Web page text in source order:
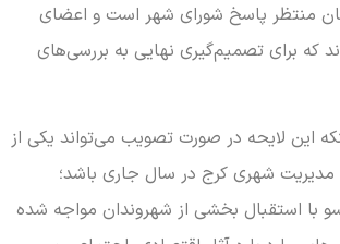
منتظر پاسخ شورای شهر است و اعضای
که برای تصمیم‌گیری نهایی به بررسی‌های
این لایحه در صورت تصویب می‌تواند یکی از
شهری کرج در سال جاری باشد؛
با استقبال بخشی از شهروندان مواجه شده